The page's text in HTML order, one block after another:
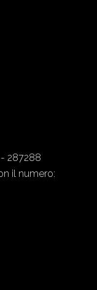
- 287288
il numero: